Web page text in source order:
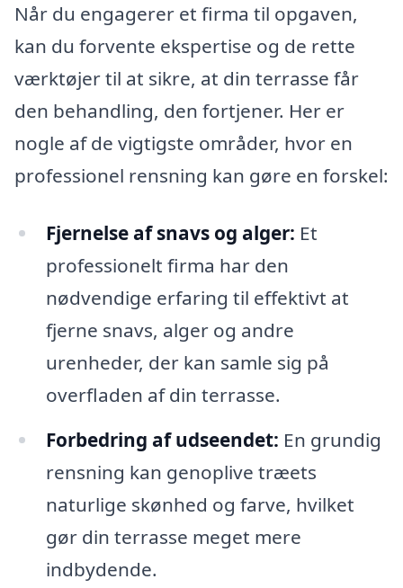
Når du engagerer et firma til opgaven,
kan du forvente ekspertise og de rette
værktøjer til at sikre, at din terrasse får
den behandling, den fortjener. Her er
nogle af de vigtigste områder, hvor en
professionel rensning kan gøre en forskel:
Fjernelse af snavs og alger: Et
professionelt firma har den
nødvendige erfaring til effektivt at
fjerne snavs, alger og andre
urenheder, der kan samle sig på
overfladen af din terrasse.
Forbedring af udseendet: En grundig
rensning kan genoplive træets
naturlige skønhed og farve, hvilket
gør din terrasse meget mere
indbydende.